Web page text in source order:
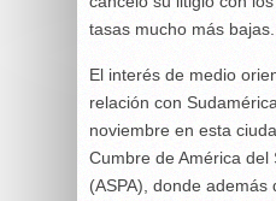
tasas mucho más bajas.
El interés de medio
relación con
noviembre en esta
Cumbre de América del
(ASPA), donde además